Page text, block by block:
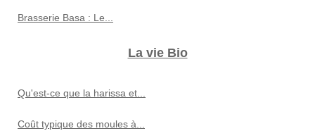
Brasserie Basa : Le...
La vie Bio
Qu'est-ce que la harissa et...
Coût typique des moules à...